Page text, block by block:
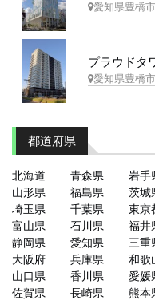
愛知県豊橋市
プラウドタ
愛知県豊橋市
都道府県
北海道 青森県 岩手
山形県
福島県 茨城
埼玉県
千葉県 東京
富山県
石川県 福井
静岡県
愛知県 三重
大阪府
兵庫県 和歌
山口県
香川県 愛媛
佐賀県
長崎県 熊本